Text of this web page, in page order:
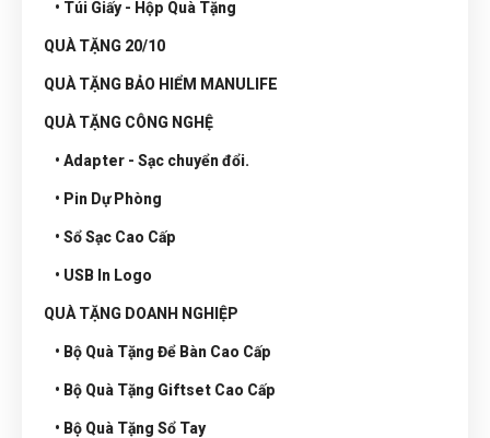
• Túi Giấy - Hộp Quà Tặng
QUÀ TẶNG 20/10
QUÀ TẶNG BẢO HIỂM MANULIFE
QUÀ TẶNG CÔNG NGHỆ
• Adapter - Sạc chuyển đổi.
• Pin Dự Phòng
• Sổ Sạc Cao Cấp
• USB In Logo
QUÀ TẶNG DOANH NGHIỆP
• Bộ Quà Tặng Để Bàn Cao Cấp
• Bộ Quà Tặng Giftset Cao Cấp
• Bộ Quà Tặng Sổ Tay